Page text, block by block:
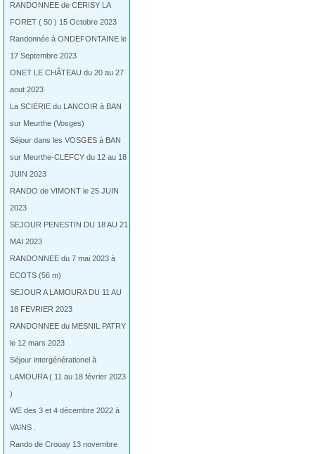
RANDONNEE de CERISY LA
FORET ( 50 ) 15 Octobre 2023
Randonnée à ONDEFONTAINE le
17 Septembre 2023
ONET LE CHÂTEAU du 20 au 27
aout 2023
La SCIERIE du LANCOIR à BAN
sur Meurthe (Vosges)
Séjour dans les VOSGES à BAN
sur Meurthe-CLEFCY du 12 au 18
JUIN 2023
RANDO de VIMONT le 25 JUIN
2023
SEJOUR PENESTIN DU 18 AU 21
MAI 2023
RANDONNEE du 7 mai 2023 à
ECOTS (56 m)
SEJOUR A LAMOURA DU 11 AU
18 FEVRIER 2023
RANDONNEE du MESNIL PATRY
le 12 mars 2023
Séjour intergénérationel à
LAMOURA ( 11 au 18 février 2023
)
WE des 3 et 4 décembre 2022 à
VAINS .
Rando de Crouay 13 novembre